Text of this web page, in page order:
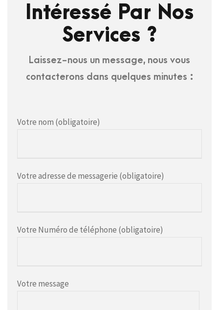
Intéressé Par Nos
Services ?
Laissez-nous un message, nous vous
contacterons dans quelques minutes :
Votre nom (obligatoire)
Votre adresse de messagerie (obligatoire)
Votre Numéro de téléphone (obligatoire)
Votre message